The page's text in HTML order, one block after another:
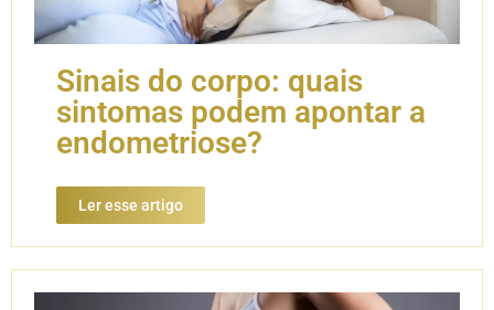
Sinais do corpo: quais
sintomas podem apontar a
endometriose?
Ler esse artigo